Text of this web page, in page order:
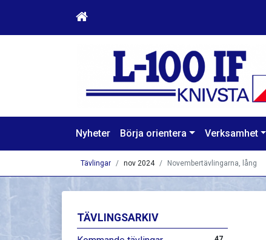
Nyheter Börja orientera Verksamhet
Tävlingar nov 2024 Novembertävlingarna, lång
TÄVLINGSARKIV